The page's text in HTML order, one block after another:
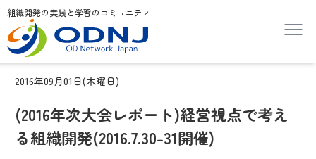
組織開発の実践と学習のコミュニティ
2016年09月01日(木曜日)
(2016年次大会レポート)経営視点で考え
る組織開発(2016.7.30-31開催)